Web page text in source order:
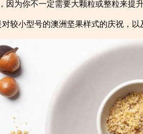
因为你不一定需要大颗粒或整粒来提
较小型号的澳洲坚果样式的庆祝，